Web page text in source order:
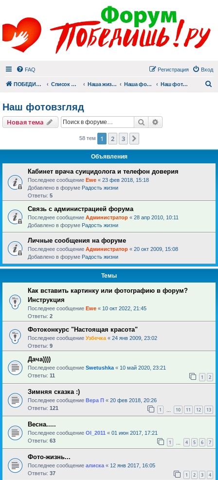
FAQ Вход
Регистрация
ПОБЕДИШЬ.РУ Список форумов Наша жизнь (не всё же о суициде!) Наша фотогалерея Наш фотовзгляд
Наш фотовзгляд
Новая тема Поиск
58 тем 1 2 3
Объявления
Кабинет врача суицидолога и телефон доверия
Последнее сообщение Ewe « 23 фев 2018, 15:18
Добавлено в форуме Радость жизни
Ответы: 5
Связь с администрацией форума
Последнее сообщение Администратор « 28 апр 2010, 10:11
Добавлено в форуме Радость жизни
Личные сообщения на форуме
Последнее сообщение Администратор « 20 окт 2009, 15:08
Добавлено в форуме Радость жизни
Темы
Как вставить картинку или фотографию в форум?
Инструкция
Последнее сообщение Ewe « 10 окт 2022, 21:45
Ответы: 2
Фотоконкурс "Настоящая красота"
Последнее сообщение Узбечка « 24 янв 2009, 23:02
Ответы: 9
Дача))))
Последнее сообщение Swetushka « 10 май 2020, 23:21
Ответы: 11 1 2
Зимняя сказка :)
Последнее сообщение Вера П « 20 фев 2018, 20:26
Ответы: 121 1 10 11 12 13
Весна.....
Последнее сообщение Ol_2011 « 01 июн 2017, 17:21
Ответы: 63 1 4 5 6 7
Фото-жизнь...
Последнее сообщение алиска « 12 янв 2017, 16:05
Ответы: 37 1 2 3 4